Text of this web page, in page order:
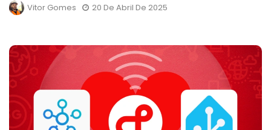
Vitor Gomes 20 De Abril De 2025